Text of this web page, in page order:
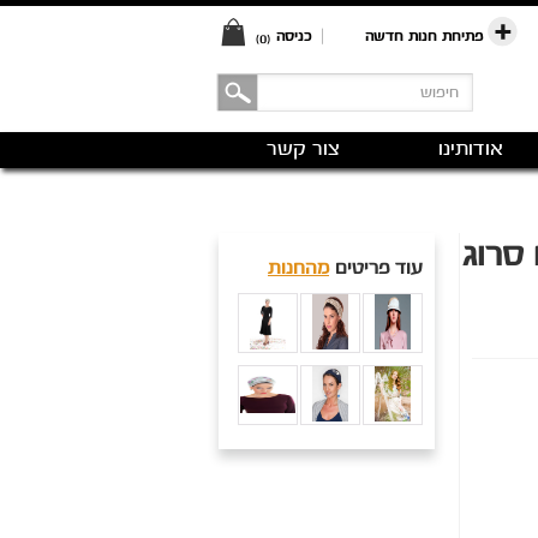
פתיחת חנות חדשה כניסה (0)
אודותינו צור קשר
סרוג עוד פריטיםמהחנות